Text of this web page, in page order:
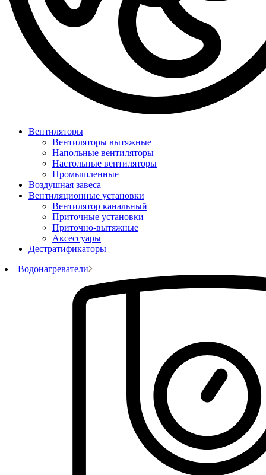
Вентиляторы
Вентиляторы вытяжные
Напольные вентиляторы
Настольные вентиляторы
Промышленные
Воздушная завеса
Вентиляционные установки
Вентилятор канальный
Приточные установки
Приточно-вытяжные
Аксессуары
Дестратификаторы
Водонагреватели